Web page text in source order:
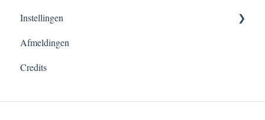
Instellingen
Account
Verzenders
Afmeldingen
Credits